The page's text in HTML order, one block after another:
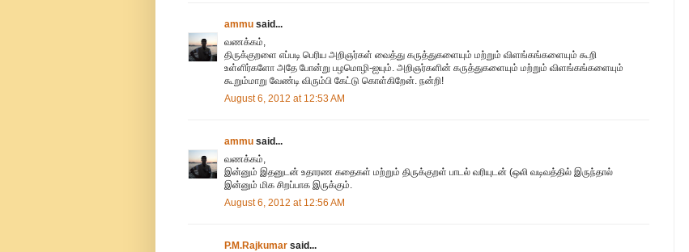
ammu said...
வணக்கம்,
திருக்குறளை எப்படி பெரிய அறிஞர்கள் வைத்து கருத்துகளையும் மற்றும் விளங்கங்களையும் கூறி
உள்ளிர்களோ அதே போன்று பழமொழி-ஐயும். அறிஞர்களின் கருத்துகளையும் மற்றும் விளங்கங்களையும்
கூறும்மாறு வேண்டி விரும்பி கேட்டு கொள்கிறேன். நன்றி!
August 6, 2012 at 12:53 AM
ammu said...
வணக்கம்,
இன்னும் இதனுடன் உதாரண கதைகள் மற்றும் திருக்குறள் பாடல் வரியுடன் (ஒலி வடிவத்தில் இருந்தால்
இன்னும் மிக சிறப்பாக இருக்கும்.
August 6, 2012 at 12:56 AM
P.M.Rajkumar said...